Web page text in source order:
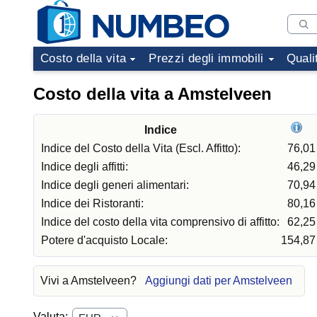
Costo della vita Prezzi degli immobili
Costo della vita a Amstelveen
Indice
Indice del Costo della Vita (Escl. Affitto):
76,01
Indice degli affitti:
46,29
Indice degli generi alimentari:
70,94
Indice dei Ristoranti:
80,16
Indice del costo della vita comprensivo di affitto:
62,25
Potere d'acquisto Locale:
154,87
Vivi a Amstelveen? Aggiungi dati per Amstelveen